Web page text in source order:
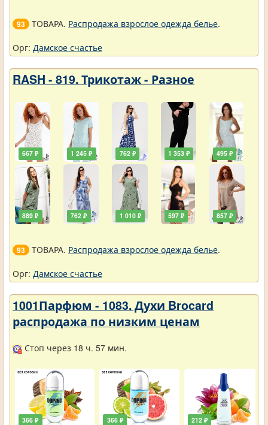
93 ТОВАРА. Распродажа взрослое одежда белье.
Орг: Дамское счастье
RASH - 819. Трикотаж - Разное
667 ₽
889 ₽
1 245 ₽
762 ₽
762 ₽
1 010 ₽
1 353 ₽
597 ₽
495 ₽
857 ₽
93 ТОВАРА. Распродажа взрослое одежда белье.
Орг: Дамское счастье
1001Парфюм - 1083. Духи Brocard
распродажа по низким ценам
Стоп через 18 ч. 57 мин.
366 ₽ 366 ₽ 212 ₽